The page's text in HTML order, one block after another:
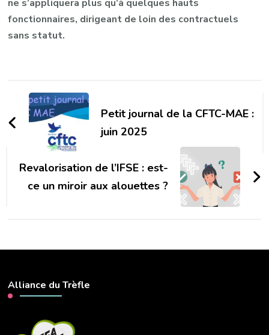
ne s’appliquera plus qu’à quelques hauts
fonctionnaires, dirigeant de loin des contractuels
sans statut.
Navigation
d'article
Petit journal de la CFTC-MAE :
juin 2025
Revalorisation de l’IFSE : est-
ce un miroir aux alouettes ?
Alliance du Trèfle